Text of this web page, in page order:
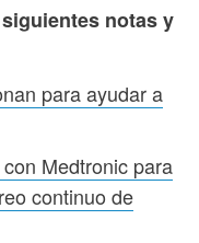
notas y
para ayudar a
Medtronic para
continuo de